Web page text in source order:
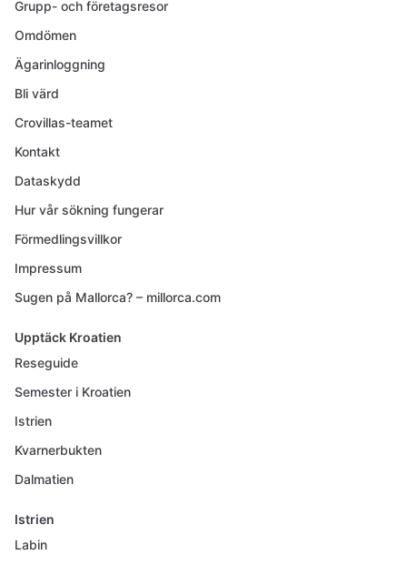
Grupp- och företagsresor
Omdömen
Ägarinloggning
Bli värd
Crovillas-teamet
Kontakt
Dataskydd
Hur vår sökning fungerar
Förmedlingsvillkor
Impressum
Sugen på Mallorca? – millorca.com
Upptäck Kroatien
Reseguide
Semester i Kroatien
Istrien
Kvarnerbukten
Dalmatien
Istrien
Labin